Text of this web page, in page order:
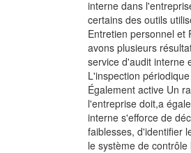
interne dans
certains des outils
Entretien personnel et
avons plusieurs
service d'audit interne
L'inspection
Également active Un
l'entreprise doit,a
interne s'efforce de
faiblesses, d'identifier
le système de contrôle